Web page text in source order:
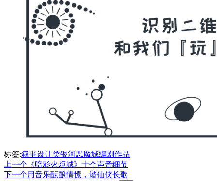
标签:叙事设计类银河恶魔城编剧作品
上一个 《暗影火炬城》十个声音细节
下一个用音乐酝酿情愫，谱仙侠长歌